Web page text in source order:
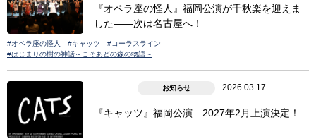
『オペラ座の怪人』福岡公演が千秋楽を迎えま
した――次は名古屋へ！
#オペラ座の怪人 #キャッツ
#コーラスライン
#はじまりの樹の神話～こそあどの森の物語～
お知らせ 2026.03.17
『キャッツ』福岡公演 2027年2月上演決定！